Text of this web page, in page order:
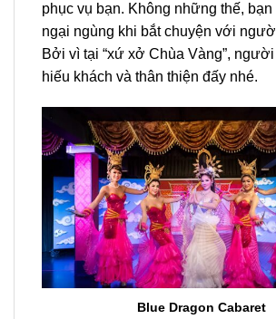
phục vụ bạn. Không những thế,
ngại ngùng khi bắt chuyện với
Bởi vì tại “xứ xở Chùa Vàng”,
hiếu khách và thân thiện đấy nhé.
Blue Dragon Cabaret